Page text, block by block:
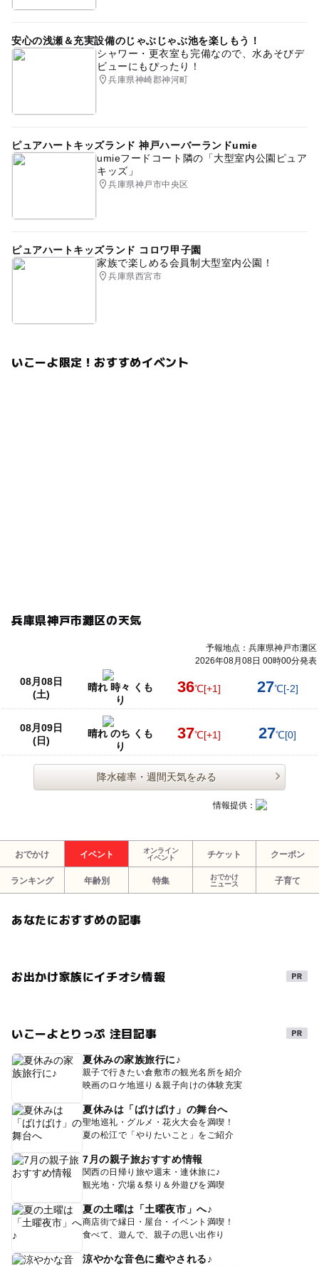
安心の浅瀬＆充実設備のじゃぶじゃぶ池を楽しもう！
シャワー・更衣室も完備なので、水あそびデ
ビューにもぴったり！
兵庫県神崎郡神河町
ピュアハートキッズランド 神戸ハーバーランドumie
umieフードコート隣の「大型室内公園ピュア
キッズ」
兵庫県神戸市中央区
ピュアハートキッズランド コロワ甲子園
家族で楽しめる会員制大型室内公園！
兵庫県西宮市
いこーよ限定！おすすめイベント
兵庫県神戸市灘区の天気
予報地点：兵庫県神戸市灘区
2026年08月08日 00時00分発表
08月08日
(土)
晴れ 時々 くも
り
36℃[+1] 27℃[-2]
08月09日
(日)
晴れ のち くも
り
37℃[+1] 27℃[0]
降水確率・週間天気をみる
情報提供：
おでかけ イベント
オンライン
イベント
チケット クーポン
ランキング 年齢別 特集
おでかけ
ニュース
子育て
あなたにおすすめの記事
お出かけ家族にイチオシ情報
いこーよとりっぷ 注目記事
夏休みの家族旅行に♪
親子で行きたい倉敷市の観光名所を紹介
映画のロケ地巡り＆親子向けの体験充実
夏休みは「ばけばけ」の舞台へ
聖地巡礼・グルメ・花火大会を満喫！
夏の松江で「やりたいこと」をご紹介
7月の親子旅おすすめ情報
関西の日帰り旅や週末・連休旅に♪
観光地・穴場＆祭り＆外遊びを満喫
夏の土曜は「土曜夜市」へ♪
商店街で縁日・屋台・イベント満喫！
食べて、遊んで、親子の思い出作り
涼やかな音色に癒やされる♪